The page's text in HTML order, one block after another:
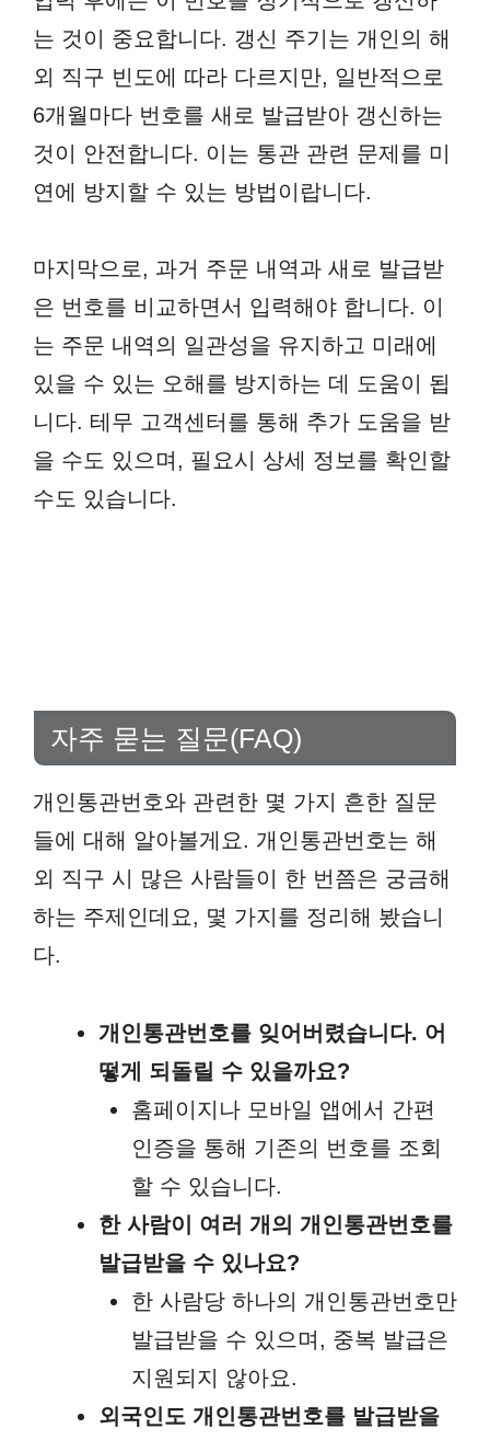
는 것이 중요합니다. 갱신 주기는 개인의 해
외 직구 빈도에 따라 다르지만, 일반적으로
6개월마다 번호를 새로 발급받아 갱신하는
것이 안전합니다. 이는 통관 관련 문제를 미
연에 방지할 수 있는 방법이랍니다.
마지막으로, 과거 주문 내역과 새로 발급받
은 번호를 비교하면서 입력해야 합니다. 이
는 주문 내역의 일관성을 유지하고 미래에
있을 수 있는 오해를 방지하는 데 도움이 됩
니다. 테무 고객센터를 통해 추가 도움을 받
을 수도 있으며, 필요시 상세 정보를 확인할
수도 있습니다.
자주 묻는 질문(FAQ)
개인통관번호와 관련한 몇 가지 흔한 질문
들에 대해 알아볼게요. 개인통관번호는 해
외 직구 시 많은 사람들이 한 번쯤은 궁금해
하는 주제인데요, 몇 가지를 정리해 봤습니
다.
개인통관번호를 잊어버렸습니다. 어
떻게 되돌릴 수 있을까요?
홈페이지나 모바일 앱에서 간편
인증을 통해 기존의 번호를 조회
할 수 있습니다.
한 사람이 여러 개의 개인통관번호를
발급받을 수 있나요?
한 사람당 하나의 개인통관번호만
발급받을 수 있으며, 중복 발급은
지원되지 않아요.
외국인도 개인통관번호를 발급받을